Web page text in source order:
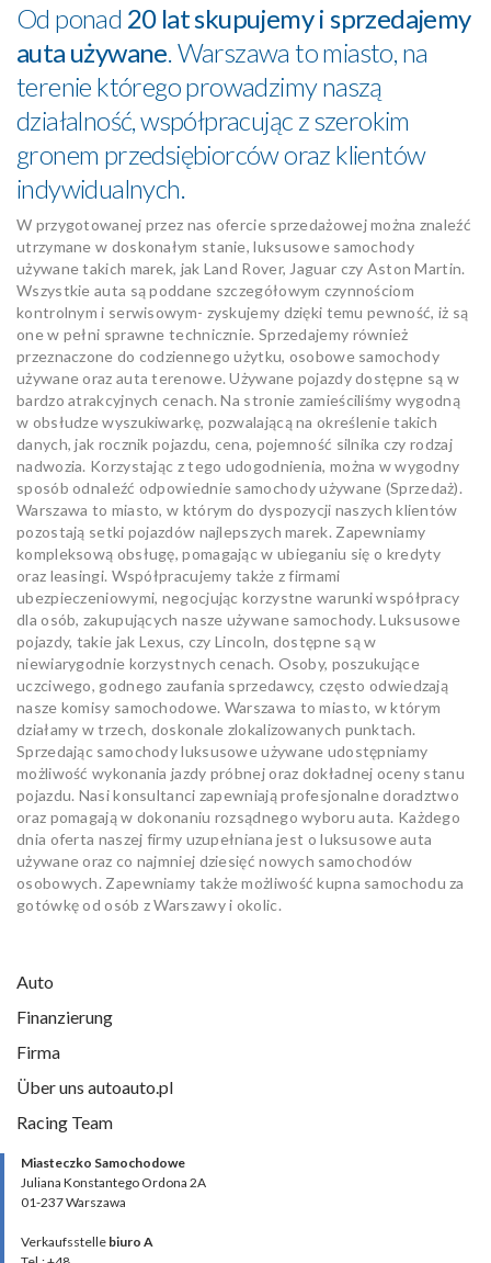
Od ponad 20 lat skupujemy i sprzedajemy
auta używane. Warszawa to miasto, na
terenie którego prowadzimy naszą
działalność, współpracując z szerokim
gronem przedsiębiorców oraz klientów
indywidualnych.
W przygotowanej przez nas ofercie sprzedażowej można znaleźć
utrzymane w doskonałym stanie, luksusowe samochody
używane takich marek, jak Land Rover, Jaguar czy Aston Martin.
Wszystkie auta są poddane szczegółowym czynnościom
kontrolnym i serwisowym- zyskujemy dzięki temu pewność, iż są
one w pełni sprawne technicznie. Sprzedajemy również
przeznaczone do codziennego użytku, osobowe samochody
używane oraz auta terenowe. Używane pojazdy dostępne są w
bardzo atrakcyjnych cenach. Na stronie zamieściliśmy wygodną
w obsłudze wyszukiwarkę, pozwalającą na określenie takich
danych, jak rocznik pojazdu, cena, pojemność silnika czy rodzaj
nadwozia. Korzystając z tego udogodnienia, można w wygodny
sposób odnaleźć odpowiednie samochody używane (Sprzedaż).
Warszawa to miasto, w którym do dyspozycji naszych klientów
pozostają setki pojazdów najlepszych marek. Zapewniamy
kompleksową obsługę, pomagając w ubieganiu się o kredyty
oraz leasingi. Współpracujemy także z firmami
ubezpieczeniowymi, negocjując korzystne warunki współpracy
dla osób, zakupujących nasze używane samochody. Luksusowe
pojazdy, takie jak Lexus, czy Lincoln, dostępne są w
niewiarygodnie korzystnych cenach. Osoby, poszukujące
uczciwego, godnego zaufania sprzedawcy, często odwiedzają
nasze komisy samochodowe. Warszawa to miasto, w którym
działamy w trzech, doskonale zlokalizowanych punktach.
Sprzedając samochody luksusowe używane udostępniamy
możliwość wykonania jazdy próbnej oraz dokładnej oceny stanu
pojazdu. Nasi konsultanci zapewniają profesjonalne doradztwo
oraz pomagają w dokonaniu rozsądnego wyboru auta. Każdego
dnia oferta naszej firmy uzupełniana jest o luksusowe auta
używane oraz co najmniej dziesięć nowych samochodów
osobowych. Zapewniamy także możliwość kupna samochodu za
gotówkę od osób z Warszawy i okolic.
Auto
Finanzierung
Firma
Über uns autoauto.pl
Racing Team
Miasteczko Samochodowe
Juliana Konstantego Ordona 2A
01-237 Warszawa
Verkaufsstelle biuro A